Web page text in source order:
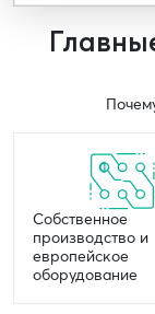
Собственное
производство и
европейское
оборудование